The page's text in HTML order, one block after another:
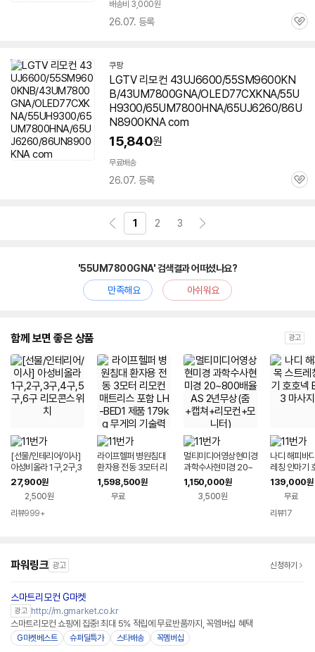
배송비 3,000원
26.07. 등록
관
쿠팡
LGTV 리모컨 43UJ6600/55SM9600KN
B/43UM7800GNA/OLED77CXKNA/55U
H9300/65UM7800HNA/65UJ6260/86U
N8900KNA com
15,840원
무료배송
26.07. 등록
관
1 2 3
'55UM7800GNA' 검색결과 어떠셨나요?
만족해요
아쉬워요
함께 보면 좋은 상품 광고
[선물/인테리어/이사]
아성비올라 1구,2구,3
구,4구,5구,6구 리모
콘스위치
27,900원
2,500원
리뷰999+
라이프헬퍼 병원침대
환자용 전동 3모터 리
모컨 매트리스 포함 L
H-BED1 제품 179kg
무게의 기술력 침대
1,598,500원
무료
멀티미디어영상현미경
과학수사현미경 20~
800배율 AS 2년무상
(줌+캡쳐+리모컨+모
니터)
1,150,000원
3,500원
나디 해피바
레칭 안마기
M-333 마사
139,000원
무료
리뷰17
파워링크 광고 신청하기
스마트리모컨 G마켓
광고 http://m.gmarket.co.kr
스마트리모컨 쇼핑에 집중! 최대 5% 적립에 무료반품까지, 꼭멤버십 혜택
G마켓베스트 슈퍼딜특가 스타배송 꼭멤버십